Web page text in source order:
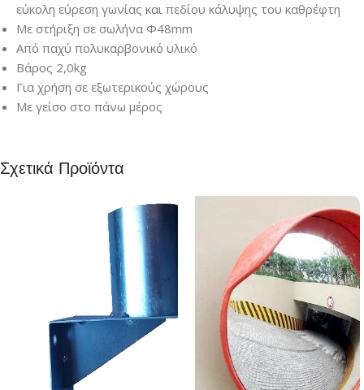
εύκολη εύρεση γωνίας και πεδίου κάλυψης του καθρέφτη
Με στήριξη σε σωλήνα Φ48mm
Από παχύ πολυκαρβονικό υλικό
Βάρος 2,0kg
Για χρήση σε εξωτερικούς χώρους
Με γείσο στο πάνω μέρος
Σχετικά Προϊόντα